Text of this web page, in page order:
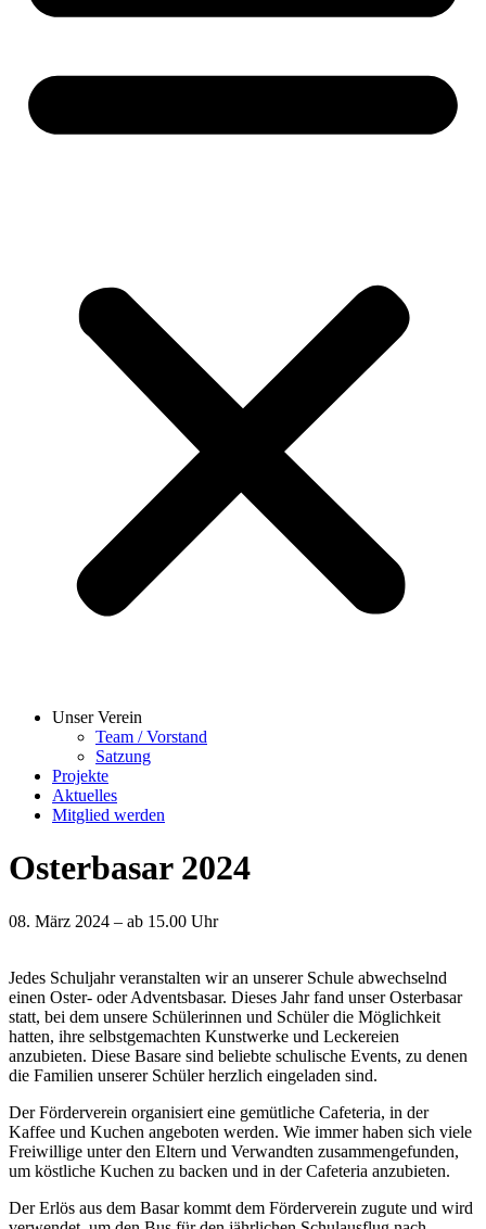
Unser Verein
Team / Vorstand
Satzung
Projekte
Aktuelles
Mitglied werden
Osterbasar 2024
08. März 2024 – ab 15.00 Uhr
Jedes Schuljahr veranstalten wir an unserer Schule abwechselnd
einen Oster- oder Adventsbasar. Dieses Jahr fand unser Osterbasar
statt, bei dem unsere Schülerinnen und Schüler die Möglichkeit
hatten, ihre selbstgemachten Kunstwerke und Leckereien
anzubieten. Diese Basare sind beliebte schulische Events, zu denen
die Familien unserer Schüler herzlich eingeladen sind.
Der Förderverein organisiert eine gemütliche Cafeteria, in der
Kaffee und Kuchen angeboten werden. Wie immer haben sich viele
Freiwillige unter den Eltern und Verwandten zusammengefunden,
um köstliche Kuchen zu backen und in der Cafeteria anzubieten.
Der Erlös aus dem Basar kommt dem Förderverein zugute und wird